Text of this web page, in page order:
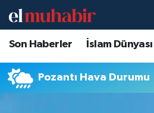
Son Haberler İslam Dünyası
Pozantı Hava Durumu
Hava Durumu
Trafik Durumu